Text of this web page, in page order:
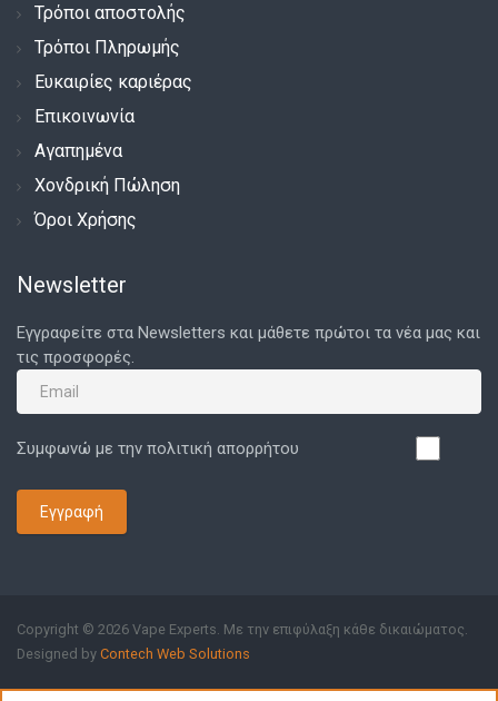
Τρόποι αποστολής
Τρόποι Πληρωμής
Ευκαιρίες καριέρας
Επικοινωνία
Αγαπημένα
Χονδρική Πώληση
Όροι Χρήσης
Newsletter
Εγγραφείτε στα Newsletters και μάθετε πρώτοι τα νέα μας και
τις προσφορές.
Συμφωνώ με την πολιτική απορρήτου
Εγγραφή
Copyright © 2026 Vape Experts. Με την επιφύλαξη κάθε δικαιώματος.
Designed by Contech Web Solutions